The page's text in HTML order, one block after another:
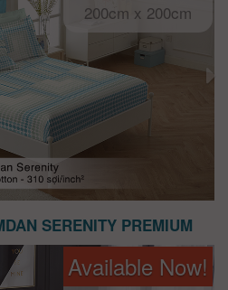
200cm x 200cm
SERENITY PREMIUM
Available Now!